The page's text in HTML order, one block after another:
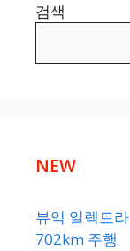
검색
NEW
뷰익 일렉트
702km 주행